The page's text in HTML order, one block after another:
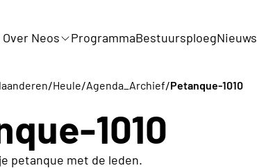
Over Neos ProgrammaBestuursploegNieuws
/Heule/Agenda_Archief/Petanque-1010
1010
petanque met de leden.